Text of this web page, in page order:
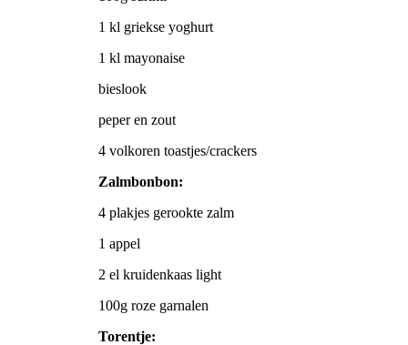
1 kl griekse yoghurt
1 kl mayonaise
bieslook
peper en zout
4 volkoren toastjes/crackers
Zalmbonbon:
4 plakjes gerookte zalm
1 appel
2 el kruidenkaas light
100g roze garnalen
Torentje: